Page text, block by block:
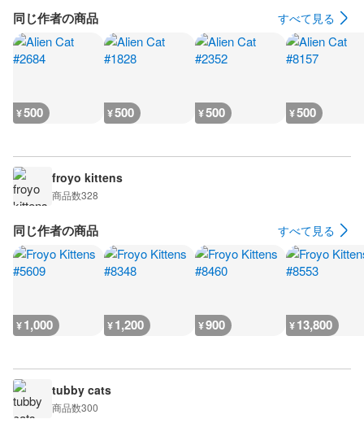
同じ作者の商品 すべて見る
¥500 ¥500 ¥500 ¥500
froyo kittens
商品数328
同じ作者の商品 すべて見る
¥1,000 ¥1,200 ¥900 ¥13,800
tubby cats
商品数300